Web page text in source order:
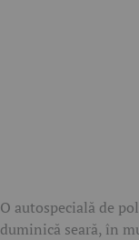
O autospecială de
duminică seară, în